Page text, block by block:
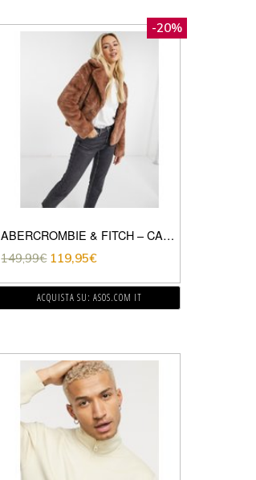
-20%
ABERCROMBIE & FITCH – CAPPOTTO TEDDY MARRONE-CREMA
149,99€ 119,95€
ACQUISTA SU: ASOS.COM IT